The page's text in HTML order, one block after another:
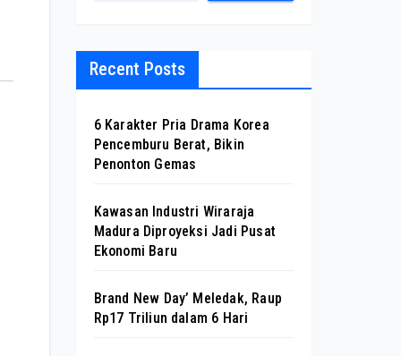
Recent Posts
6 Karakter Pria Drama Korea
Pencemburu Berat, Bikin
Penonton Gemas
Kawasan Industri Wiraraja
Madura Diproyeksi Jadi Pusat
Ekonomi Baru
Brand New Day’ Meledak, Raup
Rp17 Triliun dalam 6 Hari